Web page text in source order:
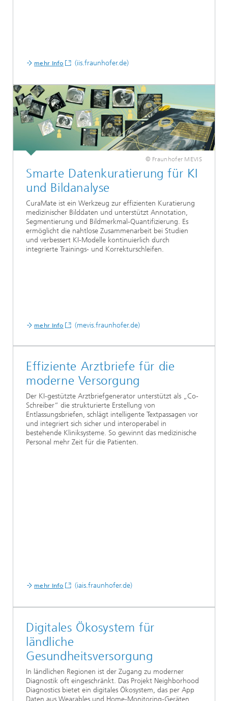
mehr Info (iis.fraunhofer.de)
© Fraunhofer MEVIS
Smarte Datenkuratierung für KI
und Bildanalyse
CuraMate ist ein Werkzeug zur effizienten Kuratierung
medizinischer Bilddaten und unterstützt Annotation,
Segmentierung und Bildmerkmal-Quantifizierung. Es
ermöglicht die nahtlose Zusammenarbeit bei Studien
und verbessert KI-Modelle kontinuierlich durch
integrierte Trainings- und Korrekturschleifen.
mehr Info (mevis.fraunhofer.de)
Effiziente Arztbriefe für die
moderne Versorgung
Der KI-gestützte Arztbriefgenerator unterstützt als „Co-
Schreiber“ die strukturierte Erstellung von
Entlassungsbriefen, schlägt intelligente Textpassagen vor
und integriert sich sicher und interoperabel in
bestehende Kliniksysteme. So gewinnt das medizinische
Personal mehr Zeit für die Patienten.
mehr Info (iais.fraunhofer.de)
Digitales Ökosystem für
ländliche
Gesundheitsversorgung
In ländlichen Regionen ist der Zugang zu moderner
Diagnostik oft eingeschränkt. Das Projekt Neighborhood
Diagnostics bietet ein digitales Ökosystem, das per App